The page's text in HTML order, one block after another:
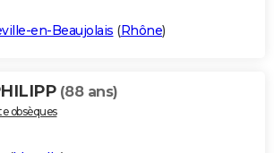
en-Beaujolais (Rhône)
(88 ans)
obsèques